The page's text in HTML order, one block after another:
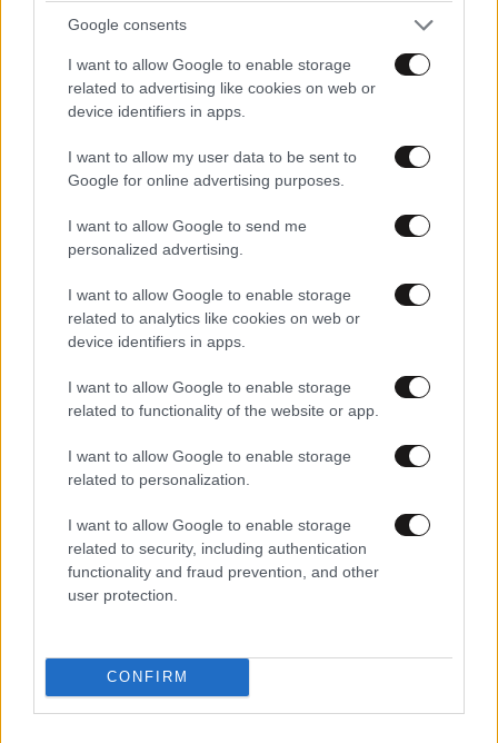
Google consents
I want to allow Google to enable storage
related to advertising like cookies on web or
device identifiers in apps.
I want to allow my user data to be sent to
Google for online advertising purposes.
I want to allow Google to send me
personalized advertising.
I want to allow Google to enable storage
related to analytics like cookies on web or
device identifiers in apps.
I want to allow Google to enable storage
related to functionality of the website or app.
I want to allow Google to enable storage
related to personalization.
I want to allow Google to enable storage
related to security, including authentication
functionality and fraud prevention, and other
user protection.
CONFIRM
TRENDING
ΕΛΛΑΔΑ05·08·2026 21:24
μετακομίσουμε»: Απαρηγόρητη η οικογένεια
από τη Βρετανία που είδε το όνειρο ζωής να
γίνεται στάχτη